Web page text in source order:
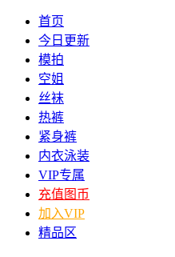
首页
今日更新
模拍
空姐
丝袜
热裤
紧身裤
内衣泳装
VIP专属
充值图币
加入VIP
精品区